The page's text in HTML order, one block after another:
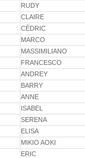
RUDY
CLAIRE
CÉDRIC
MARCO
MASSIMILIANO
FRANCESCO
ANDREY
BARRY
ANNE
ISABEL
SERENA
ELISA
MIKIO AOKI
ERIC